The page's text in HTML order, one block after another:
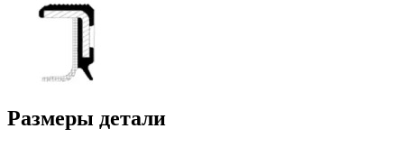
Размеры детали